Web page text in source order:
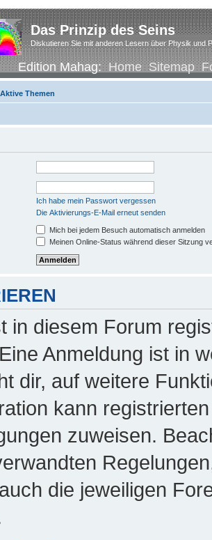
Das Prinzip des Seins
Diskutieren Sie mit anderen Lesern über Physik und
Edition Mahag:Home Sitemap
Aktive Themen
Ich habe mein Passwort vergessen
Die Aktivierungs-E-Mail erneut senden
Mich bei jedem Besuch automatisch anmelden
Meinen Online-Status während dieser Sitzung
in diesem Forum
Anmeldung ist in
dir, auf weitere
kann
zuweisen.
die jeweiligen